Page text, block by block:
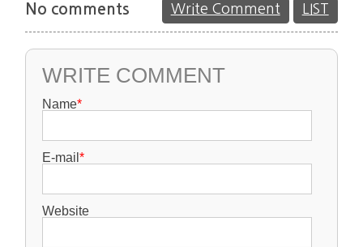
No comments Write Comment LIST
WRITE COMMENT
Name*
E-mail*
Website